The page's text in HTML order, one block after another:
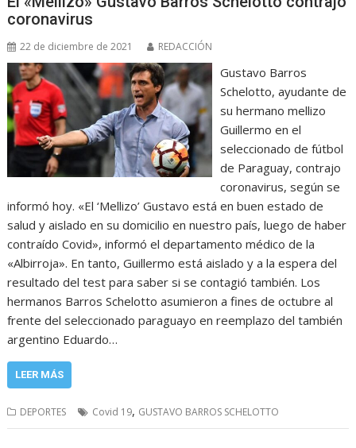
coronavirus
22 de diciembre de 2021 REDACCIÓN
Gustavo Barros
Schelotto, ayudante de
su hermano mellizo
Guillermo en el
seleccionado de fútbol
de Paraguay, contrajo
coronavirus, según se
informó hoy. «El ‘Mellizo’ Gustavo está en buen estado de
salud y aislado en su domicilio en nuestro país, luego de haber
contraído Covid», informó el departamento médico de la
«Albirroja». En tanto, Guillermo está aislado y a la espera del
resultado del test para saber si se contagió también. Los
hermanos Barros Schelotto asumieron a fines de octubre al
frente del seleccionado paraguayo en reemplazo del también
argentino Eduardo…
LEER MÁS
DEPORTES Covid 19, GUSTAVO BARROS SCHELOTTO